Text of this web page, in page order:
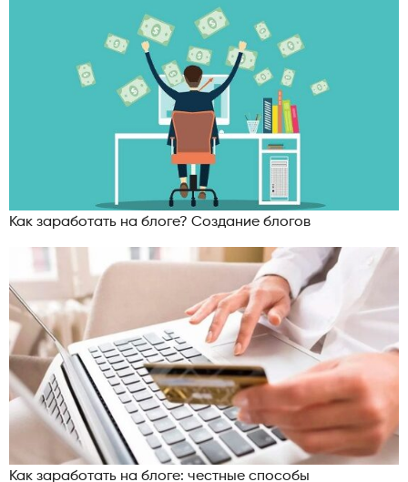
Как заработать на блоге? Создание блогов
Как заработать на блоге: честные способы